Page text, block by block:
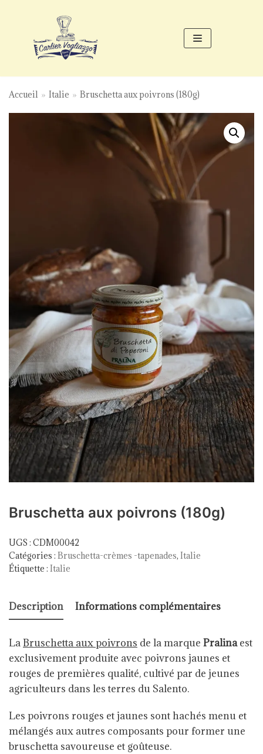
contenu
Accueil » Italie » Bruschetta aux poivrons (180g)
Bruschetta aux poivrons (180g)
UGS : CDM00042
Catégories : Bruschetta-crèmes -tapenades, Italie
Étiquette : Italie
Description Informations complémentaires
LaBruschetta aux poivrons de la marque Pralinaest
exclusivement produite avec poivrons jaunes et
rouges de premières qualité, cultivé par de jeunes
agriculteurs dans les terres du Salento.
Les poivrons rouges et jaunes sont hachés menu et
mélangés aux autres composants pour former une
bruschetta savoureuse et goûteuse.